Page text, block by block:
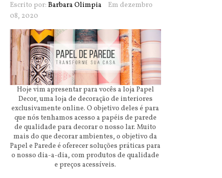
Escrito por: Barbara Olimpia
Em dezembro
08, 2020
Hoje vim apresentar para vocês a loja Papel
Decor, uma loja de decoração de interiores
exclusivamente online. O objetivo deles é para
que nós tenhamos acesso a papéis de parede
de qualidade para decorar o nosso lar. Muito
mais do que decorar ambientes, o objetivo da
Papel e Parede é oferecer soluções práticas para
o nosso dia-a-dia, com produtos de qualidade
e preços acessíveis.